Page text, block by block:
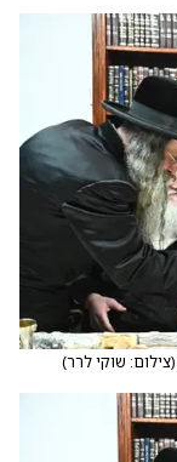
(צילום: שוקי לרר)